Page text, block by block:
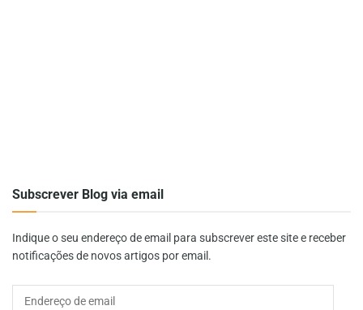
Subscrever Blog via email
Indique o seu endereço de email para subscrever este site e receber
notificações de novos artigos por email.